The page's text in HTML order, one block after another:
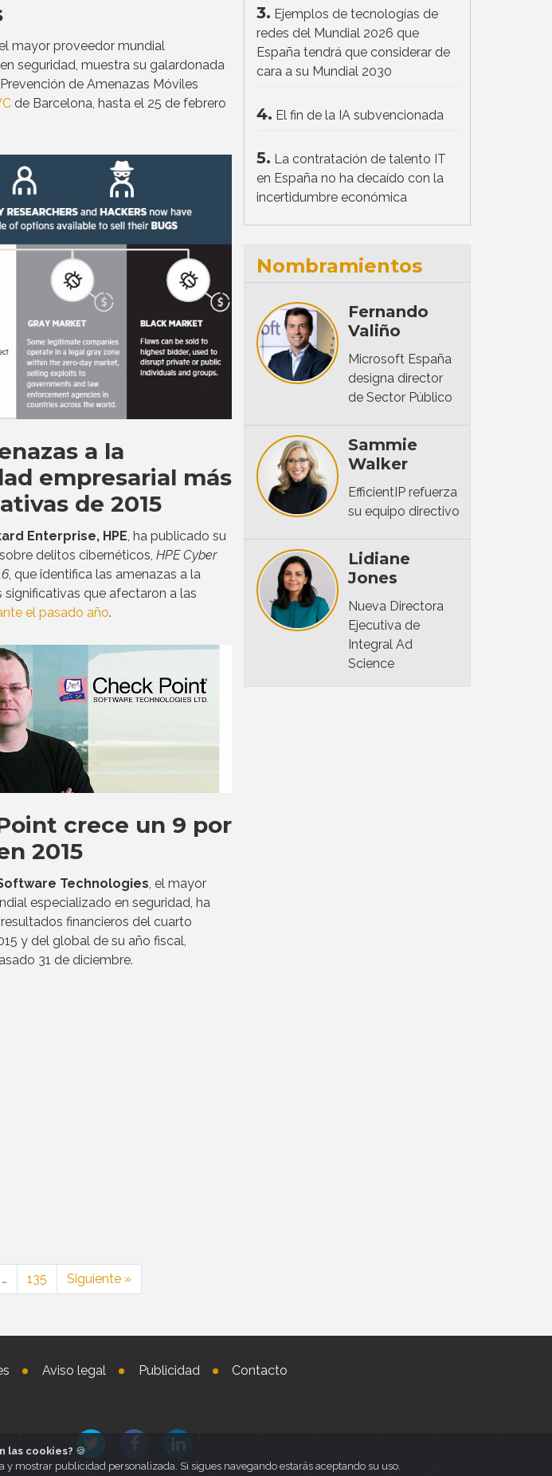
mayor proveedor mundial
seguridad, muestra su galardonada
de Amenazas Móviles
de Barcelona, hasta el 25 de febrero
a la
empresarial más
de 2015
Enterprise, HPE , ha publicado su
delitos cibernéticos, HPE Cyber
, que identifica las amenazas a la
significativas que afectaron a las
el pasado año.
crece un 9 por
2015
Technologies, el mayor
especializado en seguridad, ha
financieros del cuarto
y del global de su año fiscal,
31 de diciembre.
… 135 Siguiente »
3. Ejemplos de tecnologías de
redes del Mundial 2026 que
España tendrá que considerar de
cara a su Mundial 2030
4. El fin de la IA subvencionada
5. La contratación de talento IT
en España no ha decaído con la
incertidumbre económica
Nombramientos
Fernando
Valiño
Microsoft España
designa director
de Sector Público
Sammie
Walker
EfficientIP refuerza
su equipo directivo
Lidiane
Jones
Nueva Directora
Ejecutiva de
Integral Ad
Science
Aviso legal Publicidad Contacto
las cookies? 🍪
mostrar publicidad personalizada. Si sigues navegando estarás aceptando su uso.